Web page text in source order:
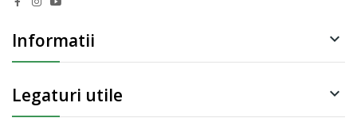
Informatii 
Legaturi utile 